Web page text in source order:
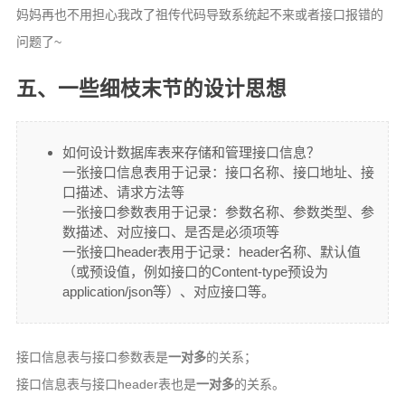
妈妈再也不用担心我改了祖传代码导致系统起不来或者接口报错的
问题了~
五、一些细枝末节的设计思想
如何设计数据库表来存储和管理接口信息？
一张接口信息表用于记录：接口名称、接口地址、接
口描述、请求方法等
一张接口参数表用于记录：参数名称、参数类型、参
数描述、对应接口、是否是必须项等
一张接口header表用于记录：header名称、默认值
（或预设值，例如接口的Content-type预设为
application/json等）、对应接口等。
接口信息表与接口参数表是一对多的关系；
接口信息表与接口header表也是一对多的关系。